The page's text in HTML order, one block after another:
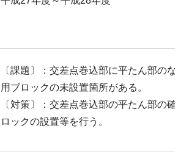
〔課題〕：交差点巻込部に平たん部の
用ブロックの未設置箇所がある。
〔対策〕：交差点巻込部の平たん部の
ロックの設置等を行う。